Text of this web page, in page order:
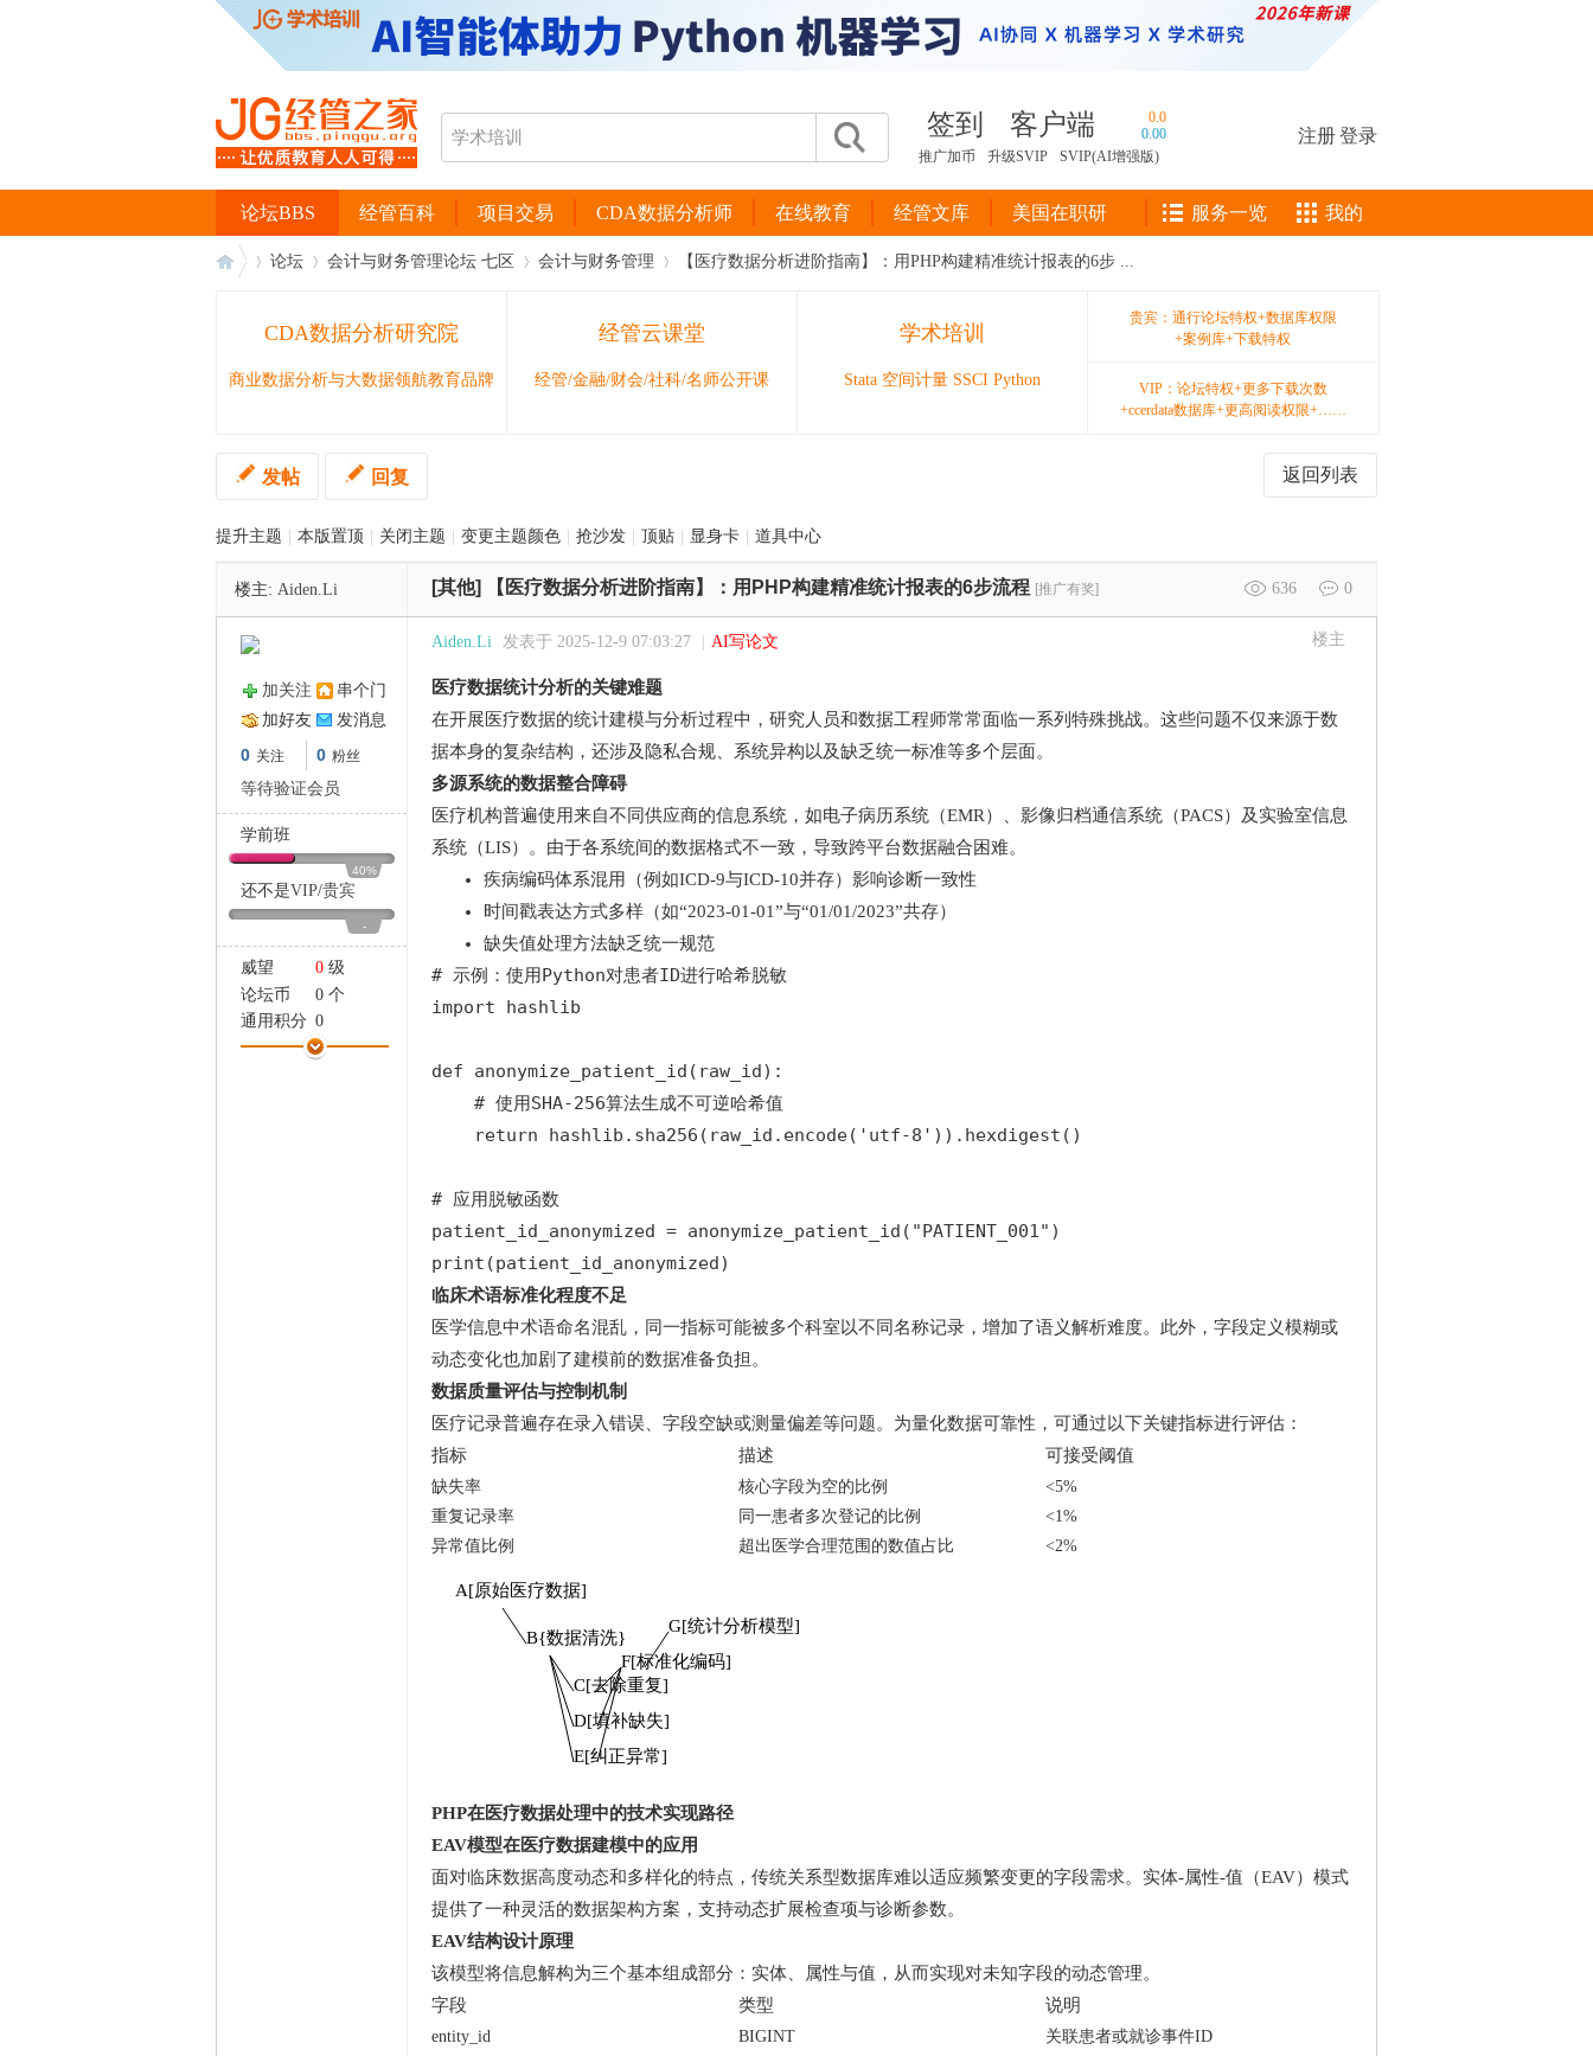
签到 客户端
0.0
0.00
推广加币
升级SVIP SVIP(AI增强版)
注册登录
经管百科 项目交易 CDA数据分析师 在线教育 经管文库 美国在职研
论坛BBS 服务一览 我的
论坛 会计与财务管理论坛 七区 会计与财务管理 【医疗数据分析进阶指南】：用PHP构建精准统计报表的6步 ...
CDA数据分析研究院
商业数据分析与大数据领航教育品牌
经管云课堂
经管/金融/财会/社科/名师公开课
学术培训
Stata 空间计量 SSCI Python
贵宾：通行论坛特权+数据库权限
+案例库+下载特权
VIP：论坛特权+更多下载次数
+ccerdata数据库+更高阅读权限+……
返回列表
发帖 回复
提升主题 本版置顶 关闭主题 变更主题颜色 抢沙发 顶贴 显身卡 道具中心
楼主: Aiden.Li 636 0
[其他] 【医疗数据分析进阶指南】：用PHP构建精准统计报表的6步流程 [推广有奖]
加关注
串个门
加好友
发消息
0 关注 0 粉丝
等待验证会员
学前班
40%
还不是VIP/贵宾
-
威望 0 级
论坛币
0 个
通用积分 0
学术水平
0 点
楼主
Aiden.Li 发表于 2025-12-9 07:03:27 AI写论文
医疗数据统计分析的关键难题
在开展医疗数据的统计建模与分析过程中，研究人员和数据工程师常常面临一系列特殊挑战。这些问题不仅来源于数
据本身的复杂结构，还涉及隐私合规、系统异构以及缺乏统一标准等多个层面。
多源系统的数据整合障碍
医疗机构普遍使用来自不同供应商的信息系统，如电子病历系统（EMR）、影像归档通信系统（PACS）及实验室信息
系统（LIS）。由于各系统间的数据格式不一致，导致跨平台数据融合困难。
疾病编码体系混用（例如ICD-9与ICD-10并存）影响诊断一致性
时间戳表达方式多样（如“2023-01-01”与“01/01/2023”共存）
缺失值处理方法缺乏统一规范
# 示例：使用Python对患者ID进行哈希脱敏
import hashlib
def anonymize_patient_id(raw_id):
    # 使用SHA-256算法生成不可逆哈希值
    return hashlib.sha256(raw_id.encode('utf-8')).hexdigest()
# 应用脱敏函数
patient_id_anonymized = anonymize_patient_id("PATIENT_001")
print(patient_id_anonymized)
临床术语标准化程度不足
医学信息中术语命名混乱，同一指标可能被多个科室以不同名称记录，增加了语义解析难度。此外，字段定义模糊或
动态变化也加剧了建模前的数据准备负担。
数据质量评估与控制机制
医疗记录普遍存在录入错误、字段空缺或测量偏差等问题。为量化数据可靠性，可通过以下关键指标进行评估：
指标
描述 可接受阈值
缺失率 核心字段为空的比例
<5%
重复记录率
同一患者多次登记的比例
<1%
异常值比例
超出医学合理范围的数值占比 <2%
A[原始医疗数据]
B{数据清洗}
C[去除重复]
D[填补缺失]
E[纠正异常]
F[标准化编码]
G[统计分析模型]
PHP在医疗数据处理中的技术实现路径
EAV模型在医疗数据建模中的应用
面对临床数据高度动态和多样化的特点，传统关系型数据库难以适应频繁变更的字段需求。实体-属性-值（EAV）模式
提供了一种灵活的数据架构方案，支持动态扩展检查项与诊断参数。
EAV结构设计原理
该模型将信息解构为三个基本组成部分：实体、属性与值，从而实现对未知字段的动态管理。
字段
类型 说明
entity_id BIGINT
关联患者或就诊事件ID